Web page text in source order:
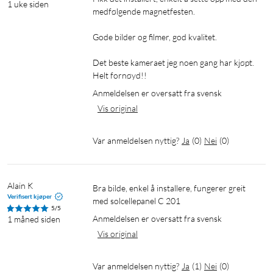
fargebilder selv i svært dårlig lys. Dette gir bedre oversikt og
Opptak kan lagres lokalt på et microSD-kort (opptil 512 GB,
selges separat) eller i skyen via Tapo Care-abonnementet.
bevegelsesvarsler og innstillinger direkte fra mobilen din.
Appen lar deg også planlegge opptak, justere følsomheten til
AI-deteksjonen og dele tilgang med familiemedlemmer.
1 uke siden
medfølgende magnetfesten.
Gode bilder og filmer, god kvalitet.
Det beste kameraet jeg noen gang har kjøpt.
Helt fornøyd!!
Anmeldelsen er oversatt fra svensk
Vis original
Var anmeldelsen nyttig? Ja (0) Nei (0)
Alain K
Verifisert kjøper
5/5
1 måned siden
Bra bilde, enkel å installere, fungerer greit
med solcellepanel C 201
Anmeldelsen er oversatt fra svensk
Vis original
Var anmeldelsen nyttig? Ja (1) Nei (0)